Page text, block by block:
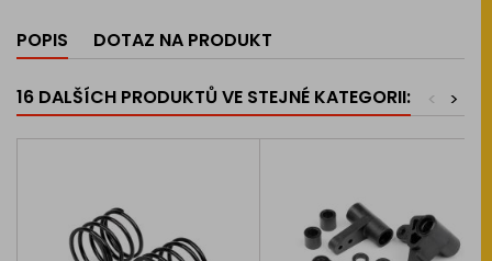
POPIS DOTAZ NA PRODUKT
16 DALŠÍCH PRODUKTŮ VE STEJNÉ KATEGORII: >
<